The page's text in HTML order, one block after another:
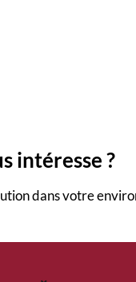
intéresse ?
dans votre